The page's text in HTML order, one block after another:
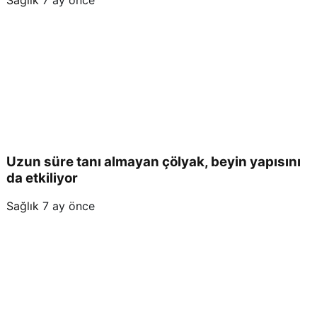
Uzun süre tanı almayan çölyak, beyin yapısını
da etkiliyor
Sağlık 7 ay önce